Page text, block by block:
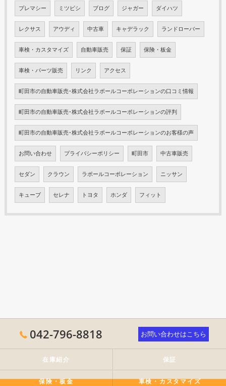
プレマシー ミツビシ ブログ ジャガー ダイハツ
レクサス アウディ 中古車 キャデラック ランドローバー
車検・カスタマイズ 自動車販売 保証 保険・板金
車検・パーツ販売 リンク アクセス
町田市の自動車販売･株式会社ラポールコーポレーションの口コミ情報
町田市の自動車販売･株式会社ラポールコーポレーションの評判
町田市の自動車販売･株式会社ラポールコーポレーションのお客様の声
お問い合わせ プライバシーポリシー 町田市 中古車販売
セダン クラウン ラポールコーポレーション ニッサン
キューブ セレナ トヨタ ホンダ フィット
042-796-8818 お問い合わせはこちら
在庫紹介 保証
保険・板金 車検・カスタマイズ